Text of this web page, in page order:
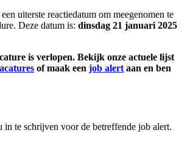
uiterste reactiedatum om meegenomen te
Deze datum is: dinsdag 21 januari 2025
is verlopen. Bekijk onze actuele lijst
of maak een job alertaan en ben
in te schrijven voor de betreffende job alert.